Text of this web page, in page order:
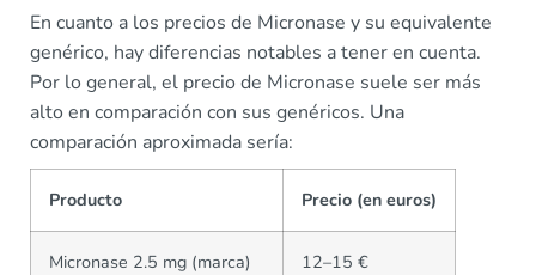
En cuanto a los precios de Micronase y su equivalente
genérico, hay diferencias notables a tener en cuenta.
Por lo general, el precio de Micronase suele ser más
alto en comparación con sus genéricos. Una
comparación aproximada sería:
Producto Precio (en euros)
Micronase 2.5 mg (marca) 12–15 €